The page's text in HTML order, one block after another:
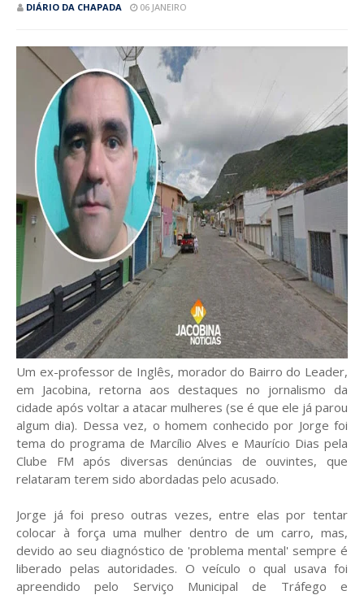
DIÁRIO DA CHAPADA 06 JANEIRO
Um ex-professor de Inglês, morador do Bairro do Leader,
em Jacobina, retorna aos destaques no jornalismo da
cidade após voltar a atacar mulheres (se é que ele já parou
algum dia). Dessa vez, o homem conhecido por Jorge foi
tema do programa de Marcílio Alves e Maurício Dias pela
Clube FM após diversas denúncias de ouvintes, que
relataram terem sido abordadas pelo acusado.
Jorge já foi preso outras vezes, entre elas por tentar
colocar à força uma mulher dentro de um carro, mas,
devido ao seu diagnóstico de 'problema mental' sempre é
liberado pelas autoridades. O veículo o qual usava foi
apreendido pelo Serviço Municipal de Tráfego e